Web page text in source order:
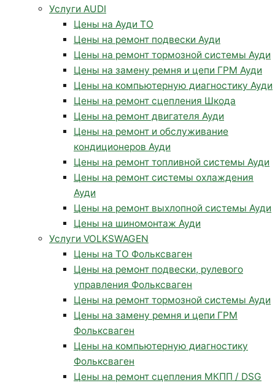
Услуги AUDI
Цены на Ауди ТО
Цены на ремонт подвески Ауди
Цены на ремонт тормозной системы Ауди
Цены на замену ремня и цепи ГРМ Ауди
Цены на компьютерную диагностику Ауди
Цены на ремонт сцепления Шкода
Цены на ремонт двигателя Ауди
Цены на ремонт и обслуживание
кондиционеров Ауди
Цены на ремонт топливной системы Ауди
Цены на ремонт системы охлаждения
Ауди
Цены на ремонт выхлопной системы Ауди
Цены на шиномонтаж Ауди
Услуги VOLKSWAGEN
Цены на ТО Фольксваген
Цены на ремонт подвески, рулевого
управления Фольксваген
Цены на ремонт тормозной системы Ауди
Цены на замену ремня и цепи ГРМ
Фольксваген
Цены на компьютерную диагностику
Фольксваген
Цены на ремонт сцепления МКПП / DSG